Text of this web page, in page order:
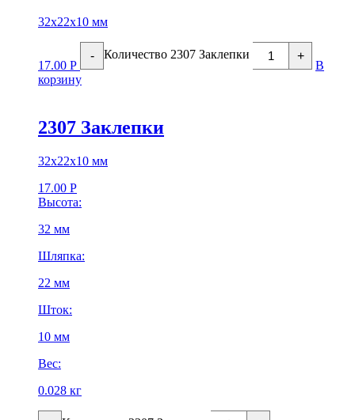
32х22х10 мм
17.00 Р
- Количество 2307 Заклепки +
В
корзину
2307 Заклепки
32х22х10 мм
17.00 Р
Высота:
32 мм
Шляпка:
22 мм
Шток:
10 мм
Вес:
0.028 кг